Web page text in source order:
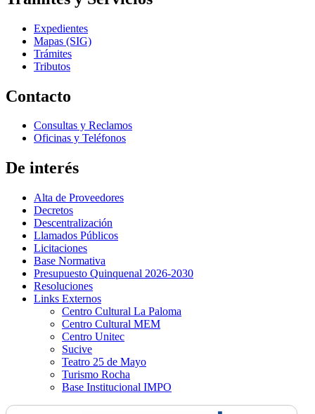
Expedientes
Mapas (SIG)
Trámites
Tributos
Contacto
Consultas y Reclamos
Oficinas y Teléfonos
De interés
Alta de Proveedores
Decretos
Descentralización
Llamados Públicos
Licitaciones
Base Normativa
Presupuesto Quinquenal 2026-2030
Resoluciones
Links Externos
Centro Cultural La Paloma
Centro Cultural MEM
Centro Unitec
Sucive
Teatro 25 de Mayo
Turismo Rocha
Base Institucional IMPO